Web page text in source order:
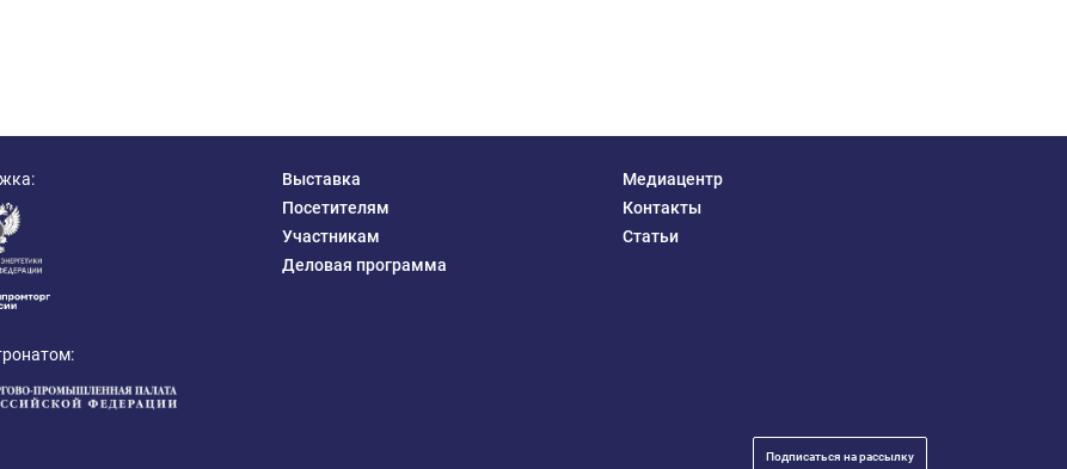
Выставка
Посетителям
Участникам
Деловая программа
Медиацентр
Контакты
Статьи
Подписаться на рассылку